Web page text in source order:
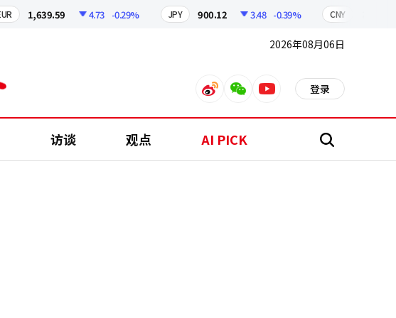
1,639.59 4.73 -0.29% JPY 900.12 3.48 -0.39% CNY 210.33
2026年08月06日
weiboweixinyoutube 登录
访谈 观点 AI PICK 搜